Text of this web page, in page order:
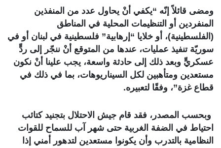
ومضى قائلاً إنّه “يكفي أنْ يحاول عدد من المنفذين
المنفردين أو التنظيمات المحلية في المناطق
(الفلسطينية)، أو خلايا “إرهابية” فلسطينية في لبنان أو في
سوريّة تنفيذ عمليات، عندها من المتوقع أنْ ننجّر إلى ردٍّ
عسكريٍّ وبعد ذلك إلى حادثة واسعة، يجب علينا أنْ نكون
مستعدين ومتأهبين لكل السيناريوهات، بما في ذلك في
قطاع غزة”، وفقًا لتعبيره.
وبحسب المصدر، فقد قام جيش الاحتلال بتجنيد كتائب
احتياط في الضفة الغربية حتى شهر آب للسماح للقوات
النظامية بالتدرب وأن يكونوا مستعدين لتدهور أمني إذا